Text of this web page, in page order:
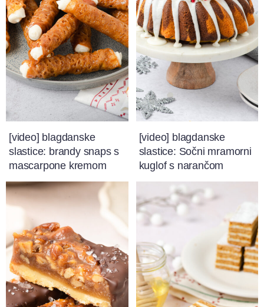
[video] blagdanske
slastice: brandy snaps s
mascarpone kremom
[video] blagdanske
slastice: Sočni mramorni
kuglof s narančom